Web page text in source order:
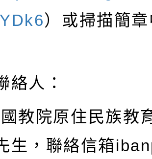
）或掃描簡
絡人：
國教院原住民族教
生，聯絡信箱